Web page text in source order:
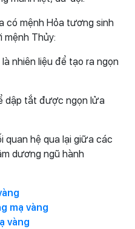
có mệnh Hỏa tương sinh
mệnh Thủy:
nhiên liệu để tạo ra ngọn
dập tắt được ngọn lửa
quan hệ qua lại giữa các
dương ngũ hành
mạ vàng
vàng